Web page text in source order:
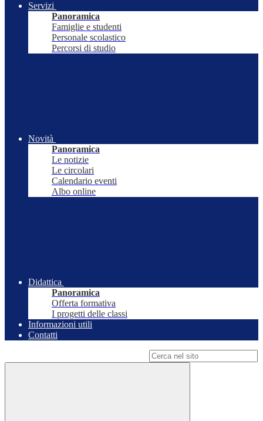
Servizi
Panoramica
Famiglie e studenti
Personale scolastico
Percorsi di studio
Novità
Panoramica
Le notizie
Le circolari
Calendario eventi
Albo online
Didattica
Panoramica
Offerta formativa
I progetti delle classi
Informazioni utili
Contatti